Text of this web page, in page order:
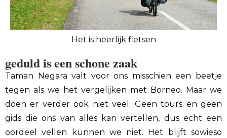
Het is heerlijk fietsen
geduld is een schone zaak
Taman Negara valt voor ons misschien een beetje
tegen als we het vergelijken met Borneo. Maar we
doen er verder ook niet veel. Geen tours en geen
gids die ons van alles kan vertellen, dus echt een
oordeel vellen kunnen we niet. Het blijft sowieso